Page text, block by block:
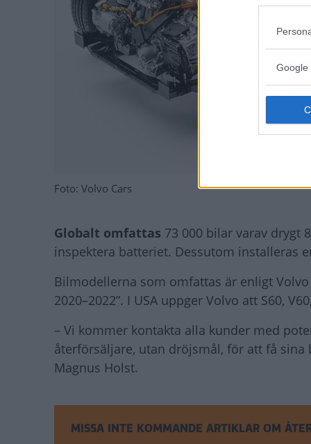
Google
Foto: Volvo Cars
Globalt omfattas 73 000 bilar varav drygt
inspektera batteriet. Dessutom installeras
Bilmodellerna som omfattas är enligt
2020–2022”. I USA uppger Volvo att S60,
– Vi kommer kontakta alla kunder med
återförsäljare, utan dröjsmål, för att få
Magnus Holst.
MISSA INTE KOMMANDE ARTIKLAR OM